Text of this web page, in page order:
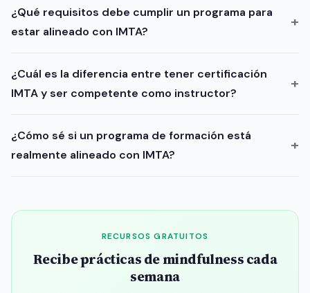
¿Qué requisitos debe cumplir un programa para
estar alineado con IMTA?
¿Cuál es la diferencia entre tener certificación
IMTA y ser competente como instructor?
¿Cómo sé si un programa de formación está
realmente alineado con IMTA?
RECURSOS GRATUITOS
Recibe prácticas de mindfulness cada
semana